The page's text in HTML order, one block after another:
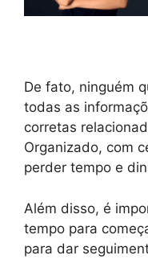
De fato, ninguém
todas as
corretas
Organizado, com
perder tempo e
Além disso, é
tempo para
para dar